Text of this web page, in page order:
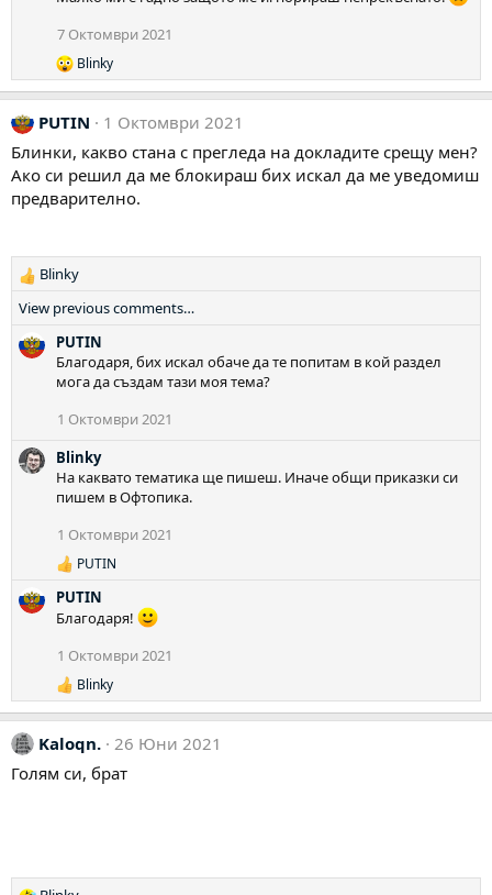
и
и
:
7 Октомври 2021
Р
е
а
к
и
и
:
Blinky
PUTIN
1 Октомври 2021
Блинки, какво стана с прегледа на докладите срещу мен?
Ако си решил да ме блокираш бих искал да ме уведомиш
предварително.
Р
е
к
ц
Blinky
View previous comments…
PUTIN
Благодаря, бих искал обаче да те попитам в кой раздел
мога да създам тази моя тема?
1 Октомври 2021
Blinky
На каквато тематика ще пишеш. Иначе общи приказки си
пишем в Офтопика.
1 Октомври 2021
Р
е
а
к
и
:
PUTIN
PUTIN
Благодаря!
1 Октомври 2021
Р
е
а
к
и
Blinky
Kaloqn. 26 Юни 2021
Голям си, брат